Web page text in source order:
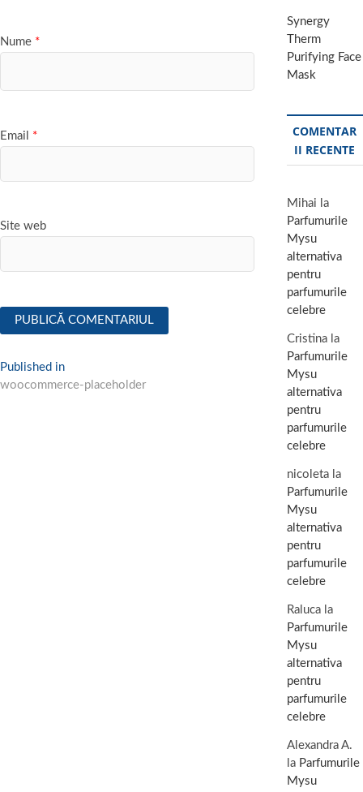
Nume *
Email *
Site web
Navigare
în
Published in
woocommerce-placeholder
Synergy
Therm
Purifying Face
Mask
COMENTAR
II RECENTE
Mihai la
Parfumurile
Mysu
alternativa
pentru
parfumurile
celebre
Cristinala
Parfumurile
Mysu
alternativa
pentru
parfumurile
celebre
nicoletala
Parfumurile
Mysu
alternativa
pentru
parfumurile
celebre
Ralucala
Parfumurile
Mysu
alternativa
pentru
parfumurile
celebre
Alexandra A.
la Parfumurile
Mysu